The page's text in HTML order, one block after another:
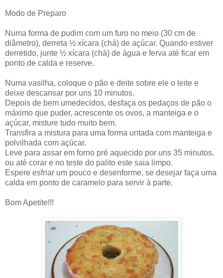
Modo de Preparo
Numa forma de pudim com um furo no meio (30 cm de
diâmetro), derreta ½ xícara (chá) de açúcar. Quando estiver
derretido, junte ½ xícara (chá) de água e ferva até ficar em
ponto de calda e reserve.
Numa vasilha, coloque o pão e deite sobre ele o leite e
deixe descansar por uns 10 minutos.
Depois de bem umedecidos, desfaça os pedaços de pão o
máximo que puder, acrescente os ovos, a manteiga e o
açúcar, misture tudo muito bem.
Transfira a mistura para uma forma untada com manteiga e
polvilhada com açúcar.
Leve para assar em forno pré aquecido por uns 35 minutos,
ou até corar e no teste do palito este saia limpo.
Espere esfriar um pouco e desenforme, se desejar faça uma
calda em ponto de caramelo para servir à parte.
Bom Apetite!!!